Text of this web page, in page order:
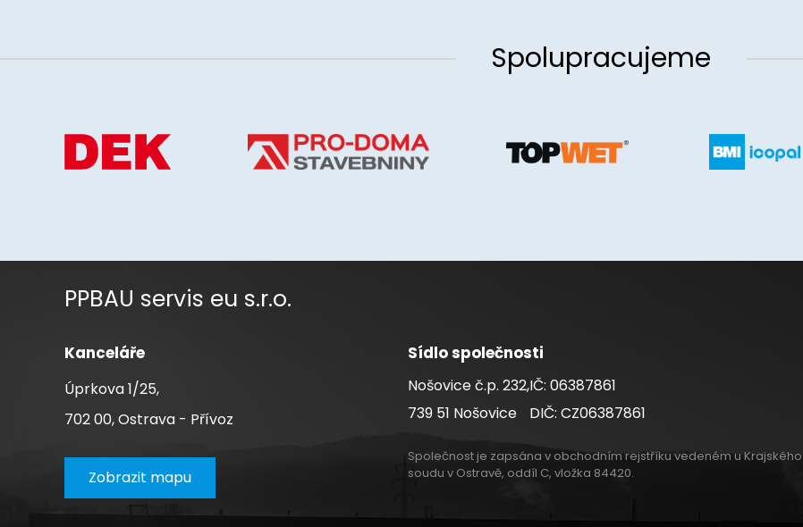
Spolupracujeme
PPBAU servis eu s.r.o.
Kanceláře
Úprkova 1/25,
702 00, Ostrava - Přívoz
Zobrazit mapu
Sídlo společnosti
Nošovice č.p. 232,
739 51 Nošovice
IČ: 06387861
DIČ: CZ06387861
Společnost je zapsána v obchodním rejstříku vedeném u Krajského
soudu v Ostravě, oddíl C, vložka 84420.